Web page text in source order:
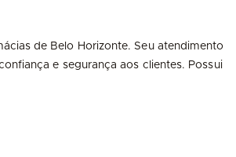
de Belo Horizonte. Seu atendimento
e segurança aos clientes. Possui